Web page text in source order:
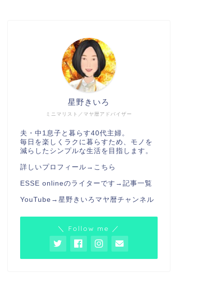
ミニマリスト／マヤ暦アドバイザー
星野きいろ
夫・中1息子と暮らす40代主婦。
毎日を楽しくラクに暮らすため、モノを
減らしたシンプルな生活を目指します。
詳しいプロフィール→ こちら
ESSE onlineのライターです→ 記事一覧
YouTube→ 星野きいろマヤ暦チャンネル
＼ Follow me ／